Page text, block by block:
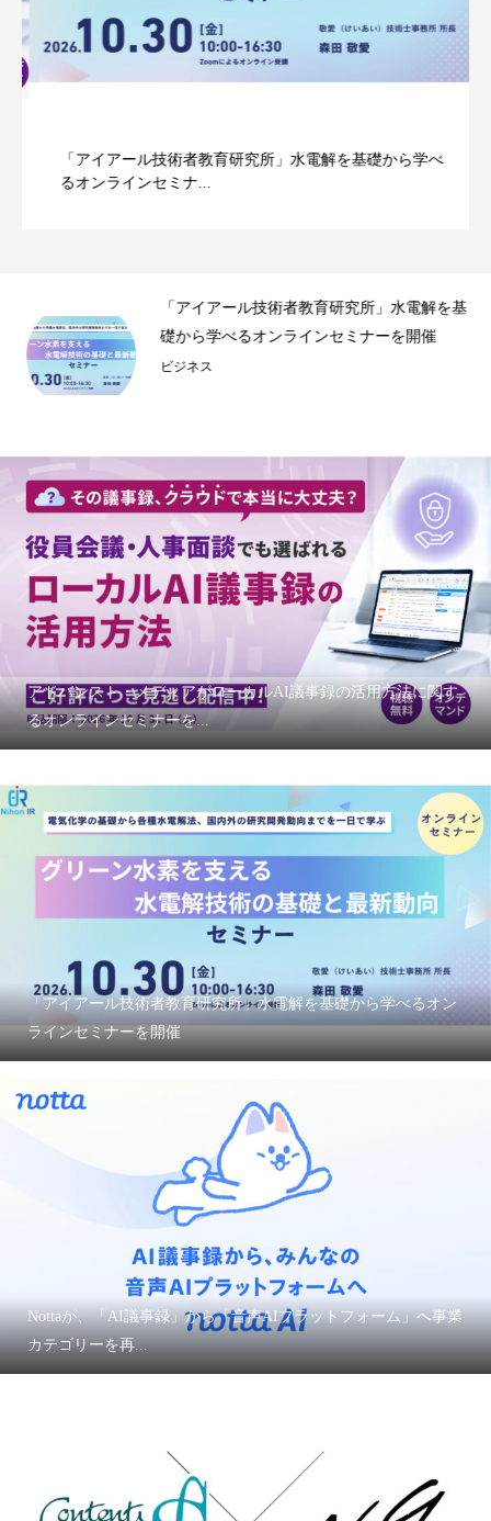
「アイアール技術者教育研究所」水電解を基礎から学べ
るオンラインセミナ...
「アイアール技術者教育研究所」水電解を基
礎から学べるオンラインセミナーを開催
ビジネス
アドバンスト・メディアがローカルAI議事録の活用方法に関す
るオンラインセミナーを...
「アイアール技術者教育研究所」水電解を基礎から学べるオン
ラインセミナーを開催
Nottaが、「AI議事録」から「音声AIプラットフォーム」へ事業
カテゴリーを再...